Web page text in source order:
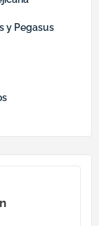
y Pegasus